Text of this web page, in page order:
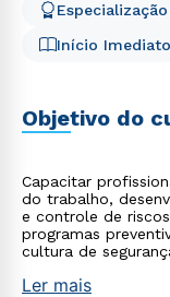
Início Imediato
Especialização
Objetivo do
Capacitar
do trabalho,
e controle de
programas
cultura de
Ler mais